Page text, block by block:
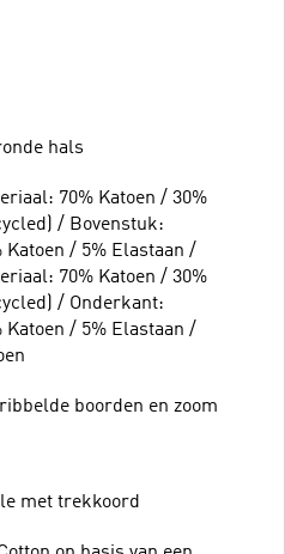
hals
70% Katoen / 30%
/ Bovenstuk:
Katoen / 5% Elastaan /
70% Katoen / 30%
/ Onderkant:
Katoen / 5% Elastaan /
boorden en zoom
met trekkoord